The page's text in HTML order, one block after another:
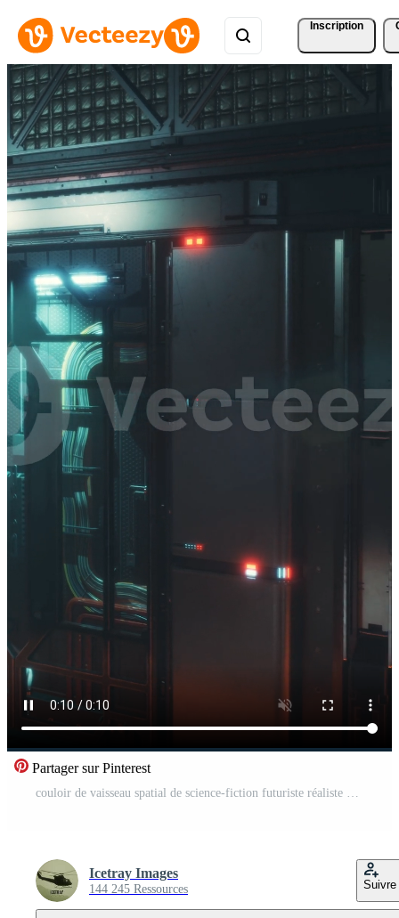
Inscription
Partager sur Pinterest
Icetray Images
144 245 Ressources Suivre